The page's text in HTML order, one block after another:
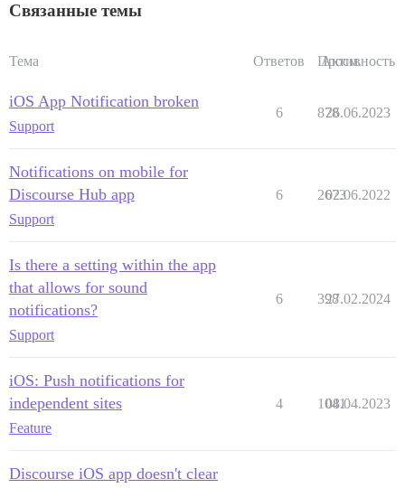
Связанные темы
Тема Ответов Просм.
Активность
iOS App Notification broken
Support
6 878
26.06.2023
Notifications on mobile for
Discourse Hub app
Support
6 2673
02.06.2022
Is there a setting within the app
that allows for sound
notifications?
Support
6 398
27.02.2024
iOS: Push notifications for
independent sites
Feature
4 1041
08.04.2023
Discourse iOS app doesn't clear